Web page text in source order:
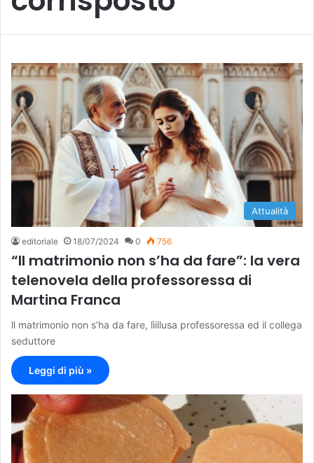
Attualità
editoriale 18/07/2024 0 756
“ll matrimonio non s’ha da fare”: la vera
telenovela della professoressa di
Martina Franca
ll matrimonio non s’ha da fare, lìillusa professoressa ed il collega
seduttore
Leggi di più »